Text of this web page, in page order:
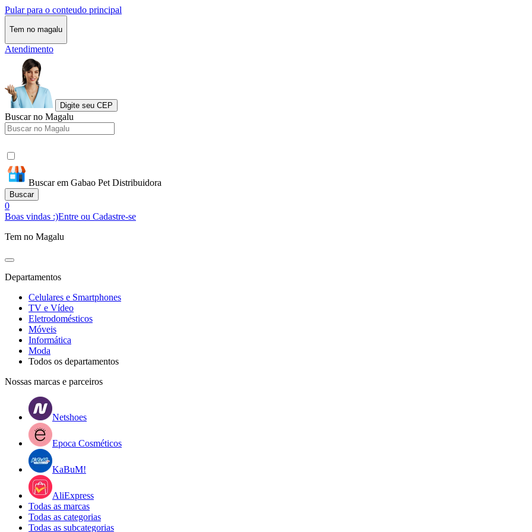
Pular para o conteudo principal
Tem no magalu
Atendimento
Digite seu CEP
Buscar no Magalu
Buscar em Gabao Pet Distribuidora
Buscar
0
Boas vindas :)Entre ou Cadastre-se
Tem no Magalu
Departamentos
Celulares e Smartphones
TV e Vídeo
Eletrodomésticos
Móveis
Informática
Moda
Todos os departamentos
Nossas marcas e parceiros
Netshoes
Epoca Cosméticos
KaBuM!
AliExpress
Todas as marcas
Todas as categorias
Todas as subcategorias